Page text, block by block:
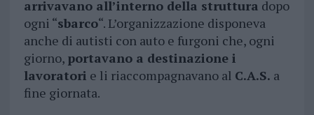
arrivavano all’interno della struttura dopo
ogni “sbarco“. L’organizzazione disponeva
anche di autisti con auto e furgoni che, ogni
giorno, portavano a destinazione i
lavoratori e li riaccompagnavano al C.A.S. a
fine giornata.